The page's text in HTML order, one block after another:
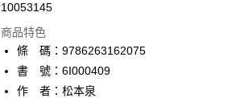
相關說明
【關於「AFTEE先享後付」】
AFTEE先享後付是「在收到商品之後才付款」的支付
便利好安心！
１．簡單：不需註冊會員、不需綁卡、不需儲值。
ATM付款
10053145
商品特色
條 碼：9786263162075
書 號：6I000409
作 者：松本泉